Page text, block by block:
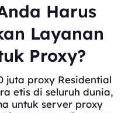
Harus
Layanan
Proxy?
juta proxy Residential
etis di seluruh dunia,
untuk server proxy